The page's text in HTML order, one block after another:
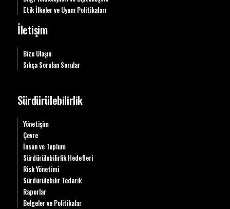
Etik İlkeler ve Uyum Politikaları
İletişim
Bize Ulaşın
Sıkça Sorulan Sorular
Sürdürülebilirlik
Yönetişim
Çevre
İnsan ve Toplum
Sürdürülebilirlik Hedefleri
Risk Yönetimi
Sürdürülebilir Tedarik
Raporlar
Belgeler ve Politikalar